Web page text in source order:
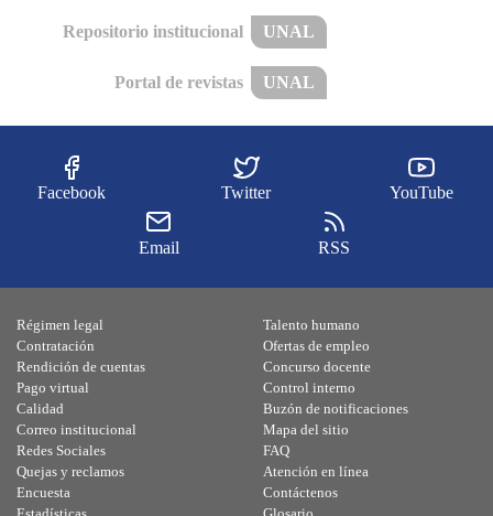
Repositorio institucional UNAL
Portal de revistas UNAL
Facebook Twitter YouTube
Email RSS
Régimen legal
Contratación
Rendición de cuentas
Pago virtual
Calidad
Talento humano
Ofertas de empleo
Concurso docente
Control interno
Buzón de notificaciones
Correo institucional
Redes Sociales
Quejas y reclamos
Encuesta
Mapa del sitio
FAQ
Atención en línea
Contáctenos